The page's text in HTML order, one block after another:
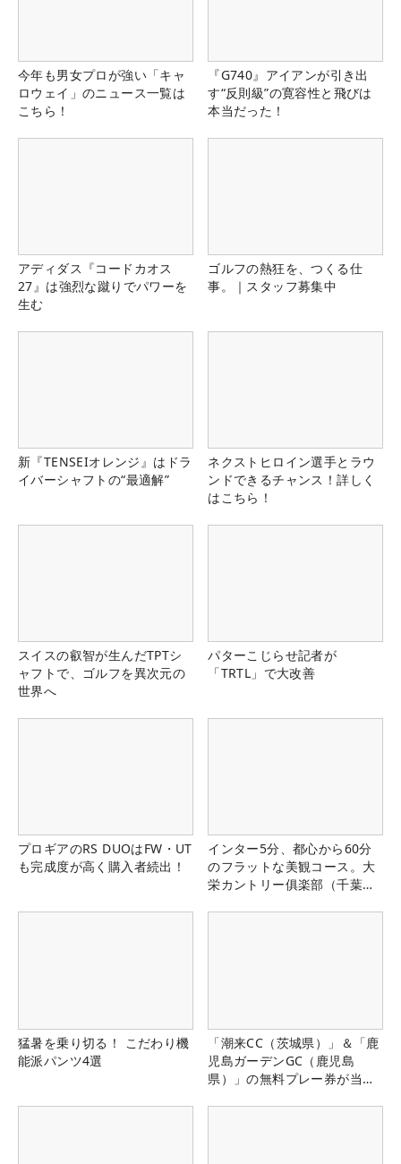
今年も男女プロが強い「キャ
ロウェイ」のニュース一覧は
こちら！
『G740』アイアンが引き出
す“反則級”の寛容性と飛びは
本当だった！
アディダス『コードカオス
27』は強烈な蹴りでパワーを
生む
ゴルフの熱狂を、つくる仕
事。｜スタッフ募集中
新『TENSEIオレンジ』はドラ
イバーシャフトの“最適解”
ネクストヒロイン選手とラウ
ンドできるチャンス！詳しく
はこちら！
スイスの叡智が生んだTPTシ
ャフトで、ゴルフを異次元の
世界へ
パターこじらせ記者が
「TRTL」で大改善
プロギアのRS DUOはFW・UT
も完成度が高く購入者続出！
インター5分、都心から60分
のフラットな美観コース。大
栄カントリー俱楽部（千葉
猛暑を乗り切る！ こだわり機
能派パンツ4選
「潮来CC（茨城県）」＆「鹿
児島ガーデンGC（鹿児島
県）」の無料プレー券が当た